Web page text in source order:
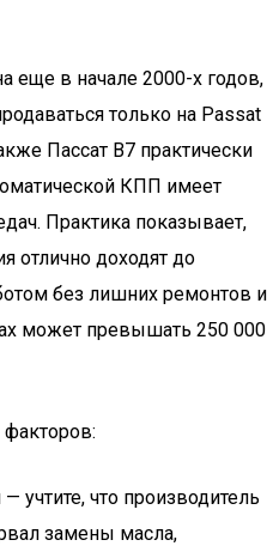
еще в начале 2000-х годов,
только на Passat
Пассат B7 практически
КПП имеет
Практика показывает,
отлично доходят до
без лишних ремонтов и
может превышать 250 000
учтите, что производитель
замены масла,